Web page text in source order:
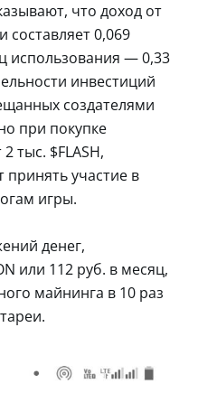
что доход от
составляет 0,069
использования — 0,33
инвестиций
создателями
при покупке
тыс. $FLASH,
принять участие в
игры.
денег,
или 112 руб. в месяц,
майнинга в 10 раз